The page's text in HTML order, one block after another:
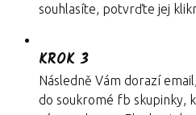
souhlasíte, potvrďte jej
KROK 3
Následně Vám dorazí
do soukromé fb skupinky,